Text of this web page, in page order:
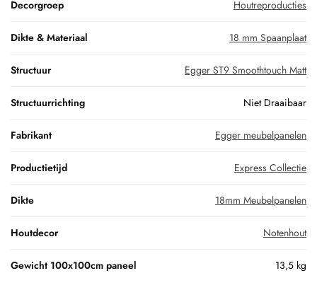
Decorgroep Houtreproducties
Dikte & Materiaal 18 mm Spaanplaat
Structuur Egger ST9 Smoothtouch Matt
Structuurrichting Niet Draaibaar
Fabrikant Egger meubelpanelen
Productietijd Express Collectie
Dikte 18mm Meubelpanelen
Houtdecor Notenhout
Gewicht 100x100cm paneel 13,5 kg